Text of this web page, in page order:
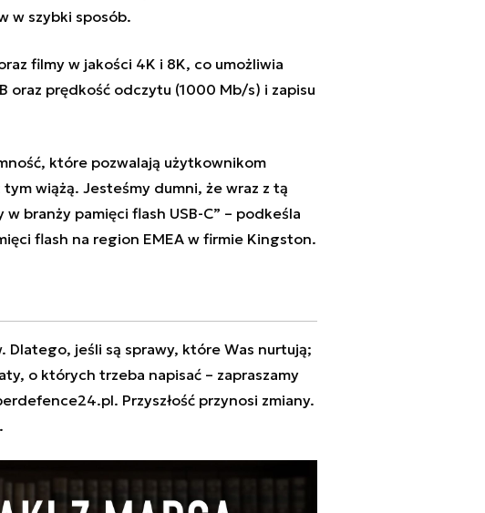
w szybki sposób.
filmy w jakości 4K i 8K, co umożliwia
oraz prędkość odczytu (1000 Mb/s) i zapisu
które pozwalają użytkownikom
wiążą. Jesteśmy dumni, że wraz z tą
branży pamięci flash USB-C” – podkeśla
flash na region EMEA w firmie Kingston.
jeśli są sprawy, które Was nurtują;
o których trzeba napisać – zapraszamy
. Przyszłość przynosi zmiany.